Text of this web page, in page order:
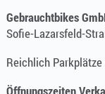
Gebrauchtbikes
Sofie-Lazarsfeld-
Reichlich Parkplätze